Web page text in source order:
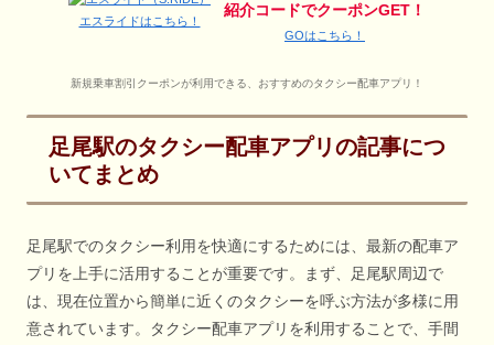
エスライドはこちら！
紹介コードでクーポンGET！
GOはこちら！
新規乗車割引クーポンが利用できる、おすすめのタクシー配車アプリ！
足尾駅のタクシー配車アプリの記事につ
いてまとめ
足尾駅でのタクシー利用を快適にするためには、最新の配車ア
プリを上手に活用することが重要です。まず、足尾駅周辺で
は、現在位置から簡単に近くのタクシーを呼ぶ方法が多様に用
意されています。タクシー配車アプリを利用することで、手間